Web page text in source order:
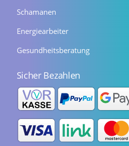
Schamanen
Energiearbeiter
Gesundheitsberatung
Sicher Bezahlen